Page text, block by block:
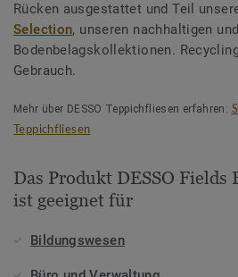
Rücken ausgestattet und Teil
Selection, unseren nachhaltigen
Bodenbelagskollektionen.
Gebrauch.
Mehr über DESSO Teppichfliesen erfahren:
Teppichfliesen
Das Produkt DESSO Fields
ist geeignet für
Bildungswesen